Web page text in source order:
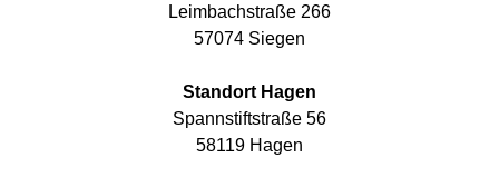
Leimbachstraße 266
57074 Siegen
Standort Hagen
Spannstiftstraße 56
58119 Hagen